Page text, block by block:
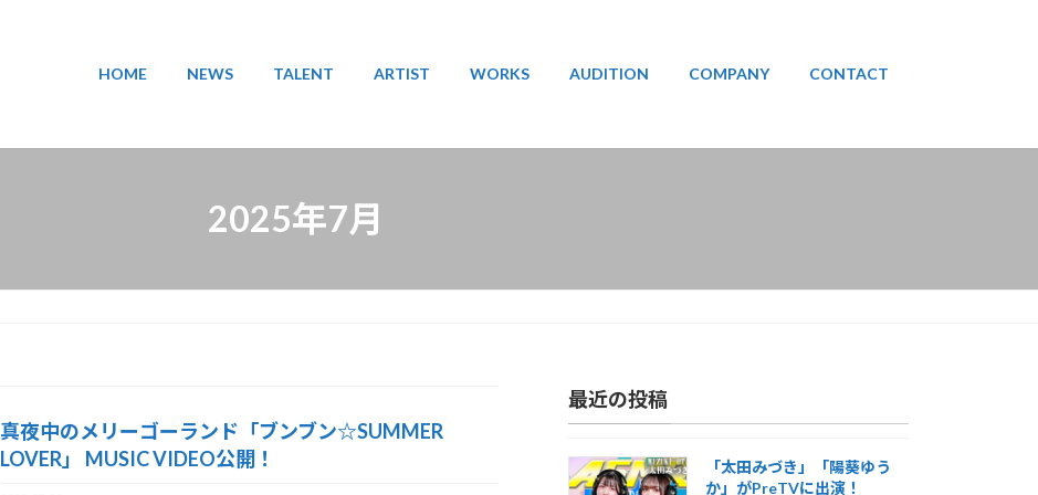
HOME NEWS TALENT ARTIST WORKS AUDITION COMPANY CONTACT
2025年7月
真夜中のメリーゴーランド「ブンブン☆SUMMER
LOVER」 MUSIC VIDEO公開！
最近の投稿
「太田みづき」「陽葵ゆう
か」がPreTVに出演！